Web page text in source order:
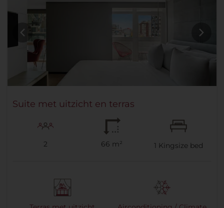
Suite met uitzicht en terras
2 66 m² 1 Kingsize bed